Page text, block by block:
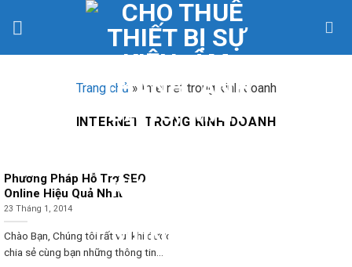
Trang chủ » Internet trong kinh doanh
INTERNET TRONG KINH DOANH
Phương Pháp Hỗ Trợ SEO
Online Hiệu Quả Nhất
23 Tháng 1, 2014
Chào Bạn, Chúng tôi rất vui khi được
chia sẻ cùng bạn những thông tin...